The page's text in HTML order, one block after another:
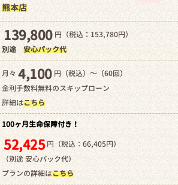
熊本店
139,800 円（税込：153,780円）
別途 安心パック代
月々 4,100 円（税込）～（60回）
金利手数料無料のスキップローン
詳細はこちら
100ヶ月生命保障付き！
52,425 円（税込：66,405円）
（別途 安心パック代）
プランの詳細はこちら